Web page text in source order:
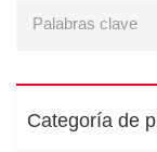
Categoría de